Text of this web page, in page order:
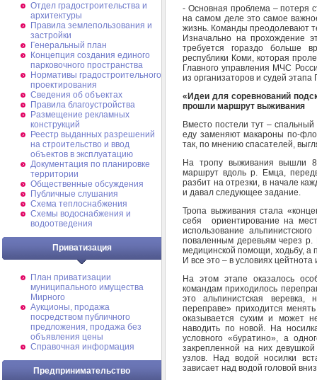
Отдел градостроительства и
архитектуры
Правила землепользования и
застройки
Генеральный план
Концепция создания единого
парковочного пространства
Нормативы градостроительного
проектирования
Сведения об объектах
Правила благоустройства
Размещение рекламных
конструкций
Реестр выданных разрешений
на строительство и ввод
объектов в эксплуатацию
Документация по планировке
территории
Общественные обсуждения
Публичные слушания
Схема теплоснабжения
Схемы водоснабжения и
водоотведения
Приватизация
План приватизации
муниципального имущества
Мирного
Аукционы, продажа
посредством публичного
предложения, продажа без
объявления цены
Справочная информация
Предпринимательство
- Основная проблема – потеря
на самом деле это самое
жизнь. Команды преодолевают
Изначально на прохождение
требуется гораздо больше
республики Коми, которая
Главного управления МЧС
из организаторов и судей
«Идеи для соревнований
прошли маршрут выживания
Вместо постели тут –
еду заменяют макароны по-
так, по мнению спасателей,
На тропу выживания вышли 8
маршрут вдоль р. Емца,
разбит на отрезки, в начале
и давал следующее задание.
Тропа выживания стала
себя ориентирование на
использование
поваленным деревьям через р.
медицинской помощи, ходьбу, а
И все это – в условиях
На этом этапе оказалось
командам приходилось
это альпинистская
переправе» приходится
оказывается сухим и может
наводить по новой. На
условного «буратино», а
закрепленной на них
узлов. Над водой носилки
зависает над водой головой